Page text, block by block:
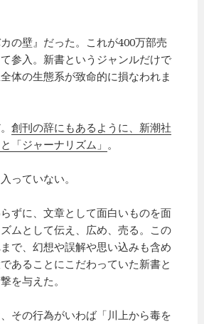
の壁』だった。これが400万部売
参入。新書というジャンルだけで
体の生態系が致命的に損なわれま
創刊の辞にもあるように、新潮社
「ジャーナリズム」 。
っていない。
らずに、文章として面白いものを面
ムとして伝え、広め、売る。この
で、幻想や誤解や思い込みも含め
あることにこだわっていた新書と
を与えた。
その行為がいわば「川上から毒を